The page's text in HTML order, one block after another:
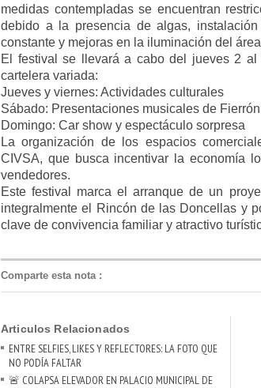
medidas contempladas se encuentran
debido a la presencia de algas,
constante y mejoras en la iluminación del
El festival se llevará a cabo del jueves 2
cartelera variada:
Jueves y viernes: Actividades culturales
Sábado: Presentaciones musicales de
Domingo: Car show y espectáculo sorpresa
La organización de los espacios
CIVSA, que busca incentivar la economía
vendedores.
Este festival marca el arranque de un
integralmente el Rincón de las Doncellas y
clave de convivencia familiar y atractivo
Comparte esta nota:
Articulos Relacionados
ENTRE SELFIES, LIKES Y REFLECTORES: LA FOTO QUE
NO PODÍA FALTAR
🚨 COLAPSA ELEVADOR EN PALACIO MUNICIPAL DE